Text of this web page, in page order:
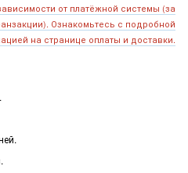
от платёжной системы (за
Ознакомьтесь с подробной
на странице оплаты и доставки.